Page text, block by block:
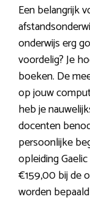
Een belangrijk
onderwijs erg
voordelig? Je
boeken. De
op jouw
heb je
docenten
persoonlijke
opleiding
€159,00 bij de
worden